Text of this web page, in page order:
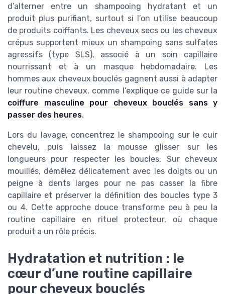
d’alterner entre un shampooing hydratant et un
produit plus purifiant, surtout si l’on utilise beaucoup
de produits coiffants. Les cheveux secs ou les cheveux
crépus supportent mieux un shampoing sans sulfates
agressifs (type SLS), associé à un soin capillaire
nourrissant et à un masque hebdomadaire. Les
hommes aux cheveux bouclés gagnent aussi à adapter
leur routine cheveux, comme l’explique ce guide sur la
coiffure masculine pour cheveux bouclés sans y
passer des heures.
Lors du lavage, concentrez le shampooing sur le cuir
chevelu, puis laissez la mousse glisser sur les
longueurs pour respecter les boucles. Sur cheveux
mouillés, démêlez délicatement avec les doigts ou un
peigne à dents larges pour ne pas casser la fibre
capillaire et préserver la définition des boucles type 3
ou 4. Cette approche douce transforme peu à peu la
routine capillaire en rituel protecteur, où chaque
produit a un rôle précis.
Hydratation et nutrition : le
cœur d’une routine capillaire
pour cheveux bouclés